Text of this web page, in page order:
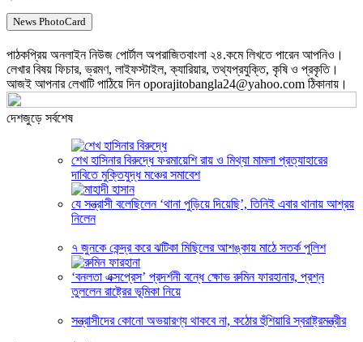
News PhotoCard
পাঠকপ্রিয় অনলাইন নিউজ পোর্টাল অপরাজিতবাংলা ২৪.কমে লিখতে পারেন আপনিও।
লেখার বিষয় ফিচার, ভ্রমণ, লাইফস্টাইল, ক্যারিয়ার, তথ্যপ্রযুক্তি, কৃষি ও প্রকৃতি।
আজই আপনার লেখাটি পাঠিয়ে দিন oporajitobangla24@yahoo.com ঠিকানায়।
দেশজুড়ে সর্বশেষ
শেখ হাসিনার বিরুদ্ধে ফরমায়েশি রায় ও মিথ্যা মামলা প্রত্যাহারের
দাবিতে মুক্তিযুদ্ধ মঞ্চের সমাবেশ
যে সন্ত্রাসী বলেছিলেন ‘থানা পুড়িয়ে দিয়েছি’, তিনিই এবার থানায় আশ্রয়
নিলেন
৭ জুনকে কেন্দ্র করে ঝটিকা মিছিলের আশঙ্কায় মাঠে সতর্ক পুলিশ
‘বনলতা এক্সপ্রেস’ প্রদর্শনী বন্ধে ক্ষোভ রুমিন ফারহানার, প্রশ্ন
তুললেন রাষ্ট্রের ভূমিকা নিয়ে
সন্ত্রাসীদের কোনো অভয়ারণ্য থাকবে না, কঠোর হুঁশিয়ারি স্বরাষ্ট্রমন্ত্রীর